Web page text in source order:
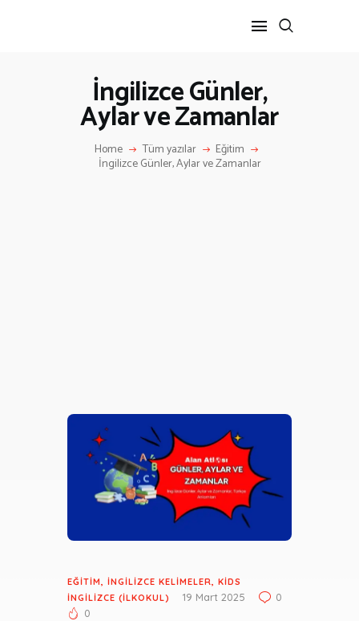
İngilizce Günler,
Aylar ve Zamanlar
Home Tüm yazılar Eğitim
İngilizce Günler, Aylar ve Zamanlar
ANA SAYFA
HAKKIMIZDA
İLETIŞIM
EĞITIM, İNGILIZCE KELIMELER, KIDS
İNGILIZCE (İLKOKUL)
19 Mart 2025
0
0